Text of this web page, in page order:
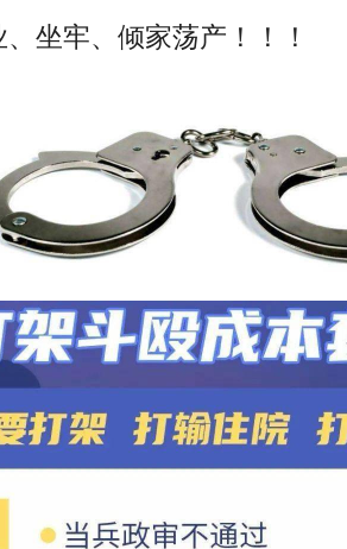
坐牢、倾家荡产！！！